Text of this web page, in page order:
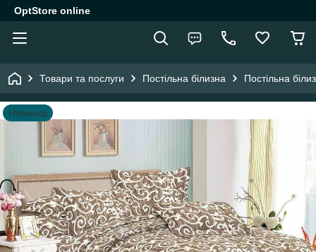
OptStore online
Товари та послуги Постільна білизна Постільна
Новинка